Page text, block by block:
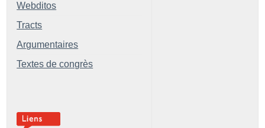
Webditos
Tracts
Argumentaires
Textes de congrès